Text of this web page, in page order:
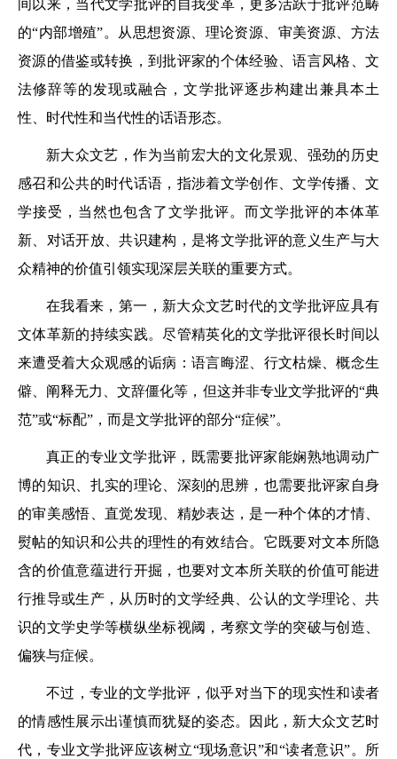
间以来，当代文学批评的自我变革，更多活跃于批评范畴
的“内部增殖”。从思想资源、理论资源、审美资源、方法
资源的借鉴或转换，到批评家的个体经验、语言风格、文
法修辞等的发现或融合，文学批评逐步构建出兼具本土
性、时代性和当代性的话语形态。
新大众文艺，作为当前宏大的文化景观、强劲的历史
感召和公共的时代话语，指涉着文学创作、文学传播、文
学接受，当然也包含了文学批评。而文学批评的本体革
新、对话开放、共识建构，是将文学批评的意义生产与大
众精神的价值引领实现深层关联的重要方式。
在我看来，第一，新大众文艺时代的文学批评应具有
文体革新的持续实践。尽管精英化的文学批评很长时间以
来遭受着大众观感的诟病：语言晦涩、行文枯燥、概念生
僻、阐释无力、文辞僵化等，但这并非专业文学批评的“典
范”或“标配”，而是文学批评的部分“症候”。
真正的专业文学批评，既需要批评家能娴熟地调动广
博的知识、扎实的理论、深刻的思辨，也需要批评家自身
的审美感悟、直觉发现、精妙表达，是一种个体的才情、
熨帖的知识和公共的理性的有效结合。它既要对文本所隐
含的价值意蕴进行开掘，也要对文本所关联的价值可能进
行推导或生产，从历时的文学经典、公认的文学理论、共
识的文学史学等横纵坐标视阈，考察文学的突破与创造、
偏狭与症候。
不过，专业的文学批评，似乎对当下的现实性和读者
的情感性展示出谨慎而犹疑的姿态。因此，新大众文艺时
代，专业文学批评应该树立“现场意识”和“读者意识”。所